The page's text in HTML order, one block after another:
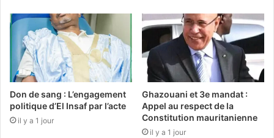
Don de sang : L’engagement
politique d’El Insaf par l’acte
il y a 1 jour
Ghazouani et 3e mandat :
Appel au respect de la
Constitution mauritanienne
il y a 1 jour